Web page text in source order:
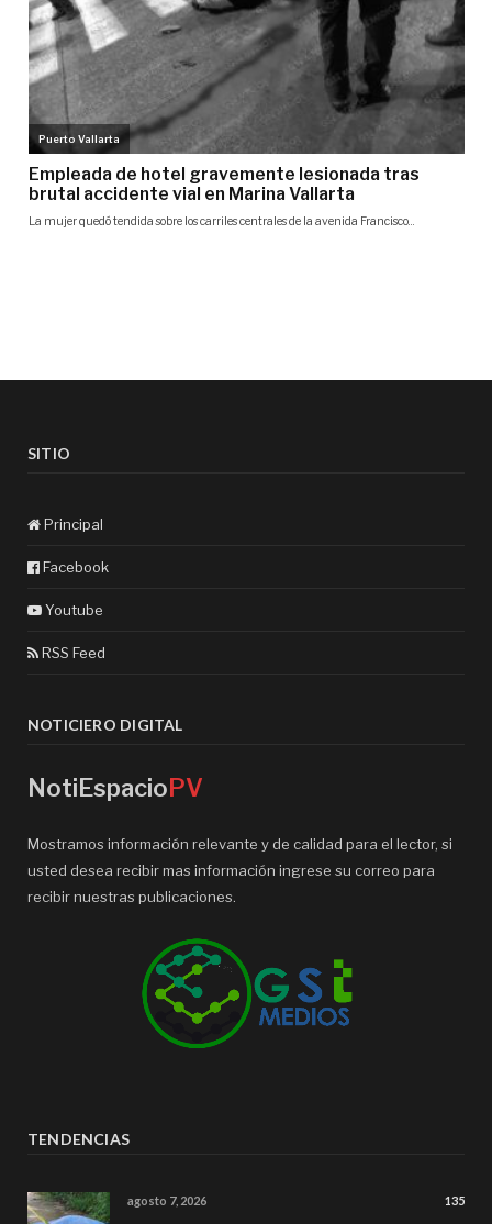
SITIO
Principal
Facebook
Youtube
RSS Feed
NOTICIERO DIGITAL
NotiEspacioPV
Mostramos información relevante y de calidad para el lector, si
usted desea recibir mas información ingrese su correo para
recibir nuestras publicaciones.
TENDENCIAS
agosto 7, 2026 135